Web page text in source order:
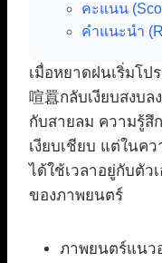
คะแนน
คำแนะนำ
เมื่อหยาดฝนเริ่มโป
喧囂กลับเงียบสงบ
กับสายลม ความรู้สึ
เงียบเชียบ แต่ในค
ได้ใช้เวลาอยู่กับตัว
ของภาพยนตร์
ภาพยนตร์แนว